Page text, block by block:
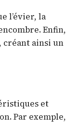
l’évier, la
Enfin,
créant ainsi un
et
Par exemple,